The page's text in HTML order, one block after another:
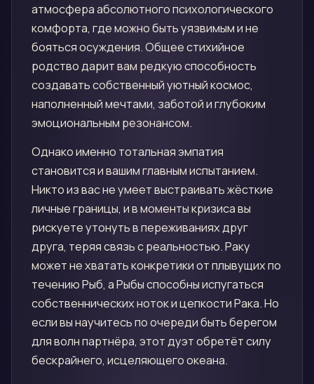
атмосфера абсолютного психологического
комфорта, где можно быть уязвимым и не
бояться осуждения. Общее стихийное
родство дарит вам редкую способность
создавать собственный уютный космос,
наполненный мечтами, заботой и глубоким
эмоциональным резонансом.
Однако именно тотальная эмпатия
становится и вашим главным испытанием.
Никто из вас не умеет выстраивать жёсткие
личные границы, и в моменты кризиса вы
рискуете утонуть в переживаниях друг
друга, теряя связь с реальностью. Раку
может не хватать конкретики от плывущих по
течению Рыб, а Рыбы способны испугаться
собственнических ноток и цепкости Рака. Но
если вы научитесь по очереди быть берегом
для волн партнёра, этот дуэт обретёт силу
бескрайнего, исцеляющего океана.